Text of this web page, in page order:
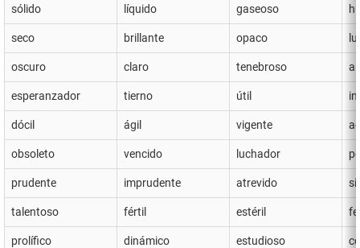
sólido líquido gaseoso
seco brillante opaco
oscuro claro tenebroso
esperanzador tierno útil
dócil ágil vigente
obsoleto vencido luchador
prudente imprudente atrevido
talentoso fértil estéril
prolífico dinámico estudioso